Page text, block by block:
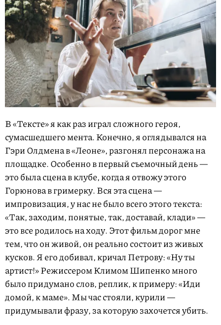
В «Тексте» я как раз играл сложного героя,
сумасшедшего мента. Конечно, я оглядывался на
Гэри Олдмена в «Леоне», разгонял персонажа на
площадке. Особенно в первый съемочный день —
это была сцена в клубе, когда я отвожу этого
Горюнова в гримерку. Вся эта сцена —
импровизация, у нас не было всего этого текста:
«Так, заходим, понятые, так, доставай, клади» —
это все родилось на ходу. Этот фильм дорог мне
тем, что он живой, он реально состоит из живых
кусков. Я его добивал, кричал Петрову: «Ну ты
артист!» Режиссером Климом Шипенко много
было придумано слов, реплик, к примеру: «Иди
домой, к маме». Мы час стояли, курили —
придумывали фразу, за которую захочется убить.